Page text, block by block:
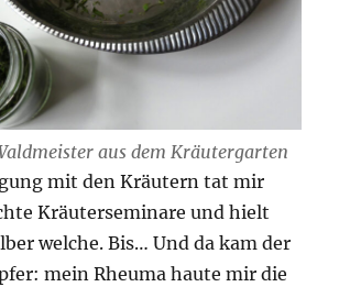
aus dem Kräutergarten
mit den Kräutern tat mir
Kräuterseminare und hielt
welche. Bis… Und da kam der
mein Rheuma haute mir die